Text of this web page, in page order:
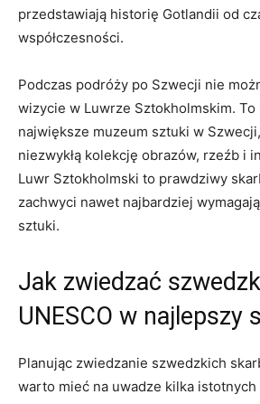
przedstawiają historię Gotlandii od
współczesności.
Podczas‌ podróży po Szwecji nie‌
wizycie ‍w Luwrze‌ Sztokholmskim. To
największe muzeum sztuki‌ w
niezwykłą kolekcję obrazów, ​rzeźb ‌i
Luwr Sztokholmski‌ to prawdziwy
‍zachwyci nawet najbardziej
sztuki.
Jak zwiedzać
UNESCO w najlepszy
Planując ⁢zwiedzanie⁢ szwedzkich
warto ‌mieć⁢ na​ uwadze kilka‌